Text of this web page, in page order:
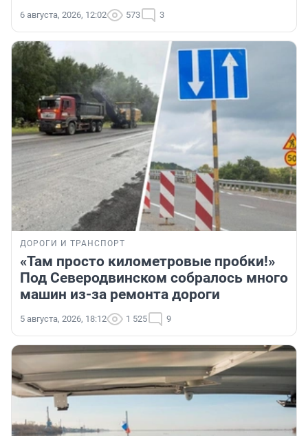
6 августа, 2026, 12:02 573 3
ДОРОГИ И ТРАНСПОРТ
«Там просто километровые пробки!»
Под Северодвинском собралось много
машин из-за ремонта дороги
5 августа, 2026, 18:12 1 525 9